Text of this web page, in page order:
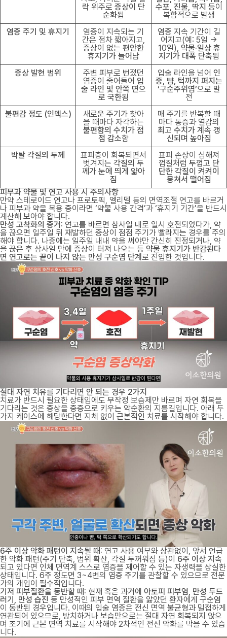
락 위주로 증상이 단
순화됨
수포, 진물, 딱지 등이
복합적으로 발생
염증 주기 및 휴지기
염증이 지속되는 기
간은 점차 짧아지고,
증상이 없는 편안한
휴지기가 늘어남
염증 지속 기간이 길
어지고(예: 5일 ->
10일), 약물·일상 휴
지기가 대폭 단축됨
증상 발현 범위
주변 피부로 번졌던
염증이 줄어들어 입
술 라인 및 안쪽 면으
로 국한됨
입술 라인을 넘어 인
중, 뺨, 턱까지 퍼지는
‘구순주위염’으로 발
전
불편감 정도 (인덱스)
새로운 주기가 찾아
올 때마다 자각하는
불편함의 수치가 점
점 감소함
매 주기를 반복할 때
마다 통증과 열감의
최고 수치가 계속 갱
신되며 높아짐
박탈 각질의 두께
표피층이 회복되면서
벗겨지는 각질의 두
께가 눈에 띄게 얇아
짐
표피 손상이 심해져
껍질처럼 두껍고 단
단한 각질이 켜켜이
뭉쳐서 떨어짐
피부과 약물 및 연고 사용 시 주의사항
만약 스테로이드 연고나 프로토픽, 엘리델 등의 면역조절 연고를 바르거
나 피부과 약을 복용 중이라면 ‘약물 사용 간격’과 ‘휴지기 기간’을 반드시
계산해 보아야 합니다.
만성 고착화의 증거: 연고를 바르면 삼사일 내로 일시 호전되었다가, 약
을 끊으면 일주일 뒤 재발하던 증상이 점점 주기가 빨라지는 경우를 주의
해야 합니다. 나중에는 일주일 내내 약을 써야만 간신히 진정되거나, 약
을 끊은 후 삼사일 만에 증상이 터져 나오는 등 약물 휴지기가 반감된다
면 연고로는 끝이 나지 않는 만성 구순염 단계 로 진입한 것입니다.
절대 자연 치유를 기다리면 안 되는 경우 2가지
치료가 반드시 필요한 상태임에도 무작정 보습제만 바르며 자연 회복을
기다리는 것은 증상을 중증으로 키우는 악순환의 지름길입니다. 아래 두
가지 케이스에 해당한다면 지체 없이 근본적인 치료를 시작해야 합니다.
6주 이상 악화 패턴이 지속될 때: 연고 사용 여부와 상관없이, 앞서 언급
한 악화 패턴(주기 단축, 범위 확산, 각질 두꺼워짐 등)이 6주 이상 지속
되고 있다면 인체 면역계 스스로 염증을 제어할 수 있는 자생력을 상실한
상태입니다. 6주 정도면 3~4번의 염증 주기를 관찰할 수 있으므로 전문
가의 개입이 필수적입니다.
기저 피부질환을 동반할 때: 현재 혹은 과거에 아토피 피부염, 만성 두드
러기, 만성 습진 등 만성적인 피부 면역 질환을 앓았던 환자에게 구순염
이 동반된 경우입니다. 이때의 입술 염증은 전신 면역 불균형과 밀접하게
연관되어 있으므로, 방치하거나 보습만으로는 절대 자연 회복되지 않으
며 조기에 근본 면역 치료를 시작해야 2차적인 전신 악화를 막을 수 있습
니다.